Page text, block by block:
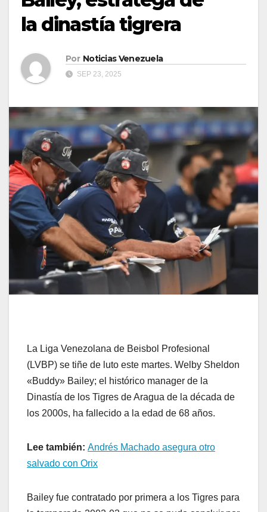
la dinastía tigrera
Por Noticias Venezuela
SEP 23, 2025
La Liga Venezolana de Beisbol Profesional
(LVBP) se tiñe de luto este martes. Welby Sheldon
«Buddy» Bailey; el histórico manager de la
Dinastía de los Tigres de Aragua de la década de
los 2000s, ha fallecido a la edad de 68 años.
Lee también: Andrés Machado asegura otro
salvado con Orix
Bailey fue contratado por primera a los Tigres para